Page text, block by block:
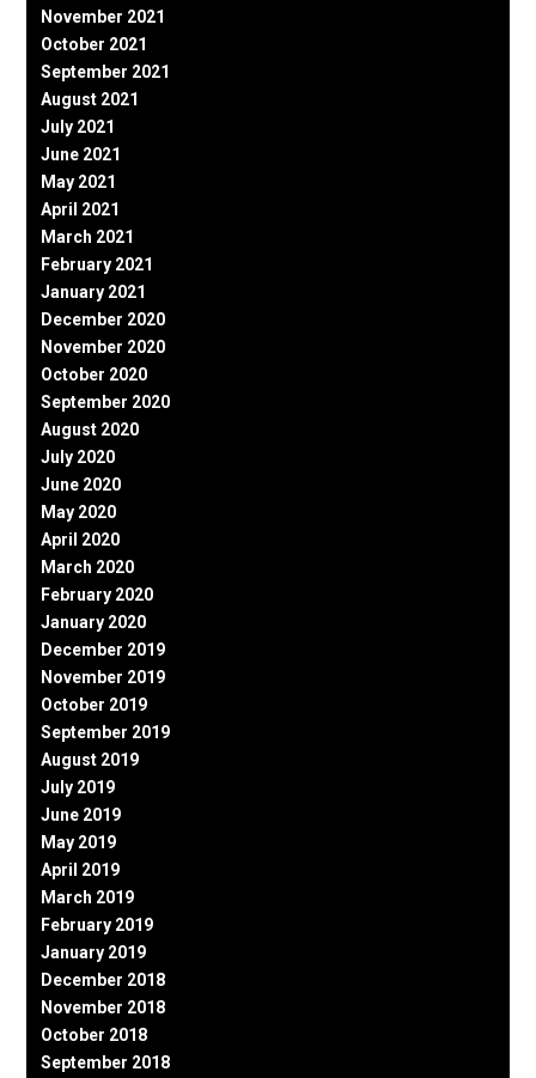
November 2021
October 2021
September 2021
August 2021
July 2021
June 2021
May 2021
April 2021
March 2021
February 2021
January 2021
December 2020
November 2020
October 2020
September 2020
August 2020
July 2020
June 2020
May 2020
April 2020
March 2020
February 2020
January 2020
December 2019
November 2019
October 2019
September 2019
August 2019
July 2019
June 2019
May 2019
April 2019
March 2019
February 2019
January 2019
December 2018
November 2018
October 2018
September 2018